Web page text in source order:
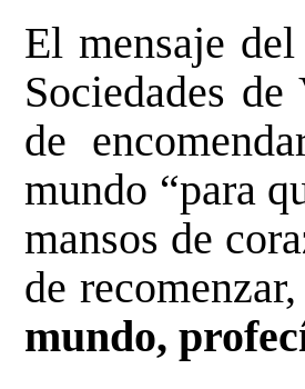
El mensaje
Sociedades
de
mundo “para
mansos de
de
mundo,